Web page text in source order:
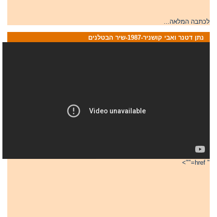
לכתבה המלאה...
נתן דטנר ואבי קושניר-1987-שיר הבטלנים
" href="">